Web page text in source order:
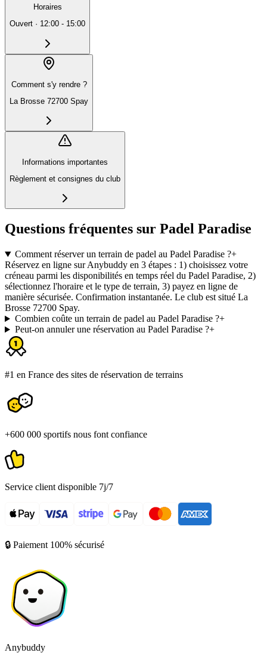
Horaires
Ouvert · 12:00 - 15:00
Comment s'y rendre ?
La Brosse 72700 Spay
Informations importantes
Règlement et consignes du club
Questions fréquentes sur Padel Paradise
Comment réserver un terrain de padel au Padel Paradise ?+
Réservez en ligne sur Anybuddy en 3 étapes : 1) choisissez votre
créneau parmi les disponibilités en temps réel du Padel Paradise, 2)
sélectionnez l'horaire et le type de terrain, 3) payez en ligne de
manière sécurisée. Confirmation instantanée. Le club est situé La
Brosse 72700 Spay.
Combien coûte un terrain de padel au Padel Paradise ?+
Peut-on annuler une réservation au Padel Paradise ?+
#1 en France des sites de réservation de terrains
+600 000 sportifs nous font confiance
Service client disponible 7j/7
🔒 Paiement 100% sécurisé
Anybuddy